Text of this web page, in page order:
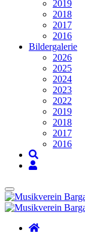
2019
2018
2017
2016
Bildergalerie
2026
2025
2024
2023
2022
2019
2018
2017
2016